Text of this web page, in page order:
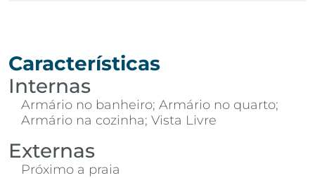
Características
Internas
Armário no banheiro; Armário no quarto;
Armário na cozinha; Vista Livre
Externas
Próximo a praia